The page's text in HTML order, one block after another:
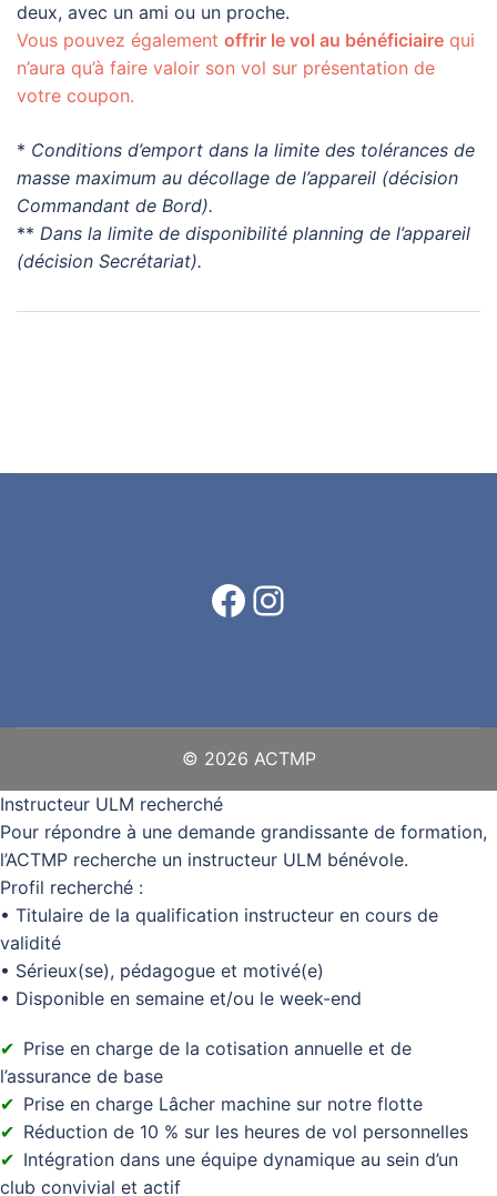
deux, avec un ami ou un proche.
Vous pouvez également offrir le vol au bénéficiaire qui
n’aura qu’à faire valoir son vol sur présentation de
votre coupon.
* Conditions d’emport dans la limite des tolérances de
masse maximum au décollage de l’appareil (décision
Commandant de Bord).
** Dans la limite de disponibilité planning de l’appareil
(décision Secrétariat).
Facebook
Instagram
© 2026 ACTMP
Instructeur ULM recherché
Pour répondre à une demande grandissante de formation,
l’ACTMP recherche un instructeur ULM bénévole.
Profil recherché :
• Titulaire de la qualification instructeur en cours de
validité
• Sérieux(se), pédagogue et motivé(e)
• Disponible en semaine et/ou le week-end
Prise en charge de la cotisation annuelle et de
l’assurance de base
Prise en charge Lâcher machine sur notre flotte
Réduction de 10 % sur les heures de vol personnelles
Intégration dans une équipe dynamique au sein d’un
club convivial et actif